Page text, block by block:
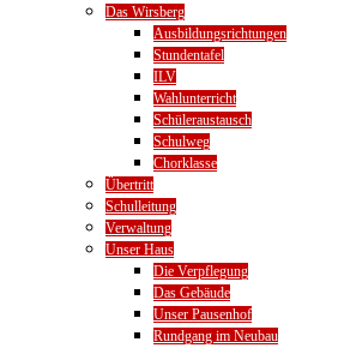
Das Wirsberg
Ausbildungsrichtungen
Stundentafel
ILV
Wahlunterricht
Schüleraustausch
Schulweg
Chorklasse
Übertritt
Schulleitung
Verwaltung
Unser Haus
Die Verpflegung
Das Gebäude
Unser Pausenhof
Rundgang im Neubau